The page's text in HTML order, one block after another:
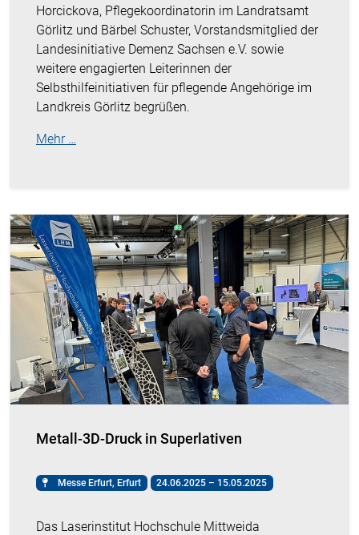
Horcickova, Pflegekoordinatorin im Landratsamt
Görlitz und Bärbel Schuster, Vorstandsmitglied der
Landesinitiative Demenz Sachsen e.V. sowie
weitere engagierten Leiterinnen der
Selbsthilfeinitiativen für pflegende Angehörige im
Landkreis Görlitz begrüßen.
Mehr …
Metall-3D-Druck in Superlativen
Messe Erfurt, Erfurt 24.06.2025 – 15.05.2025
Das Laserinstitut Hochschule Mittweida